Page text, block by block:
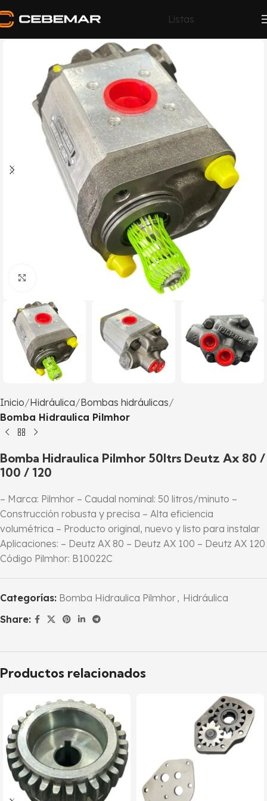
Listas
Inicio Hidráulica Bombas hidráulicas
Bomba Hidraulica Pilmhor
Bomba Hidraulica Pilmhor 50ltrs Deutz Ax 80 /
100 / 120
– Marca: Pilmhor – Caudal nominal: 50 litros/minuto –
Construcción robusta y precisa – Alta eficiencia
volumétrica – Producto original, nuevo y listo para instalar
Aplicaciones: – Deutz AX 80 – Deutz AX 100 – Deutz AX 120
Código Pilmhor: B10022C
Categorías: Bomba Hidraulica Pilmhor, Hidráulica
Share:
Productos relacionados